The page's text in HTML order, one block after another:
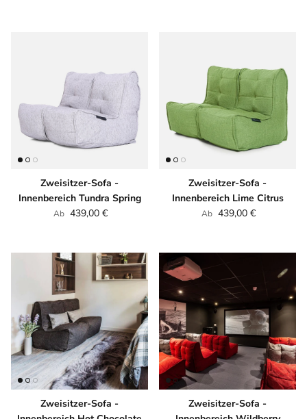
Zweisitzer-Sofa -
Innenbereich Tundra Spring
Normaler Preis
Ab 439,00 €
Zweisitzer-Sofa -
Innenbereich Lime Citrus
Normaler Preis
Ab 439,00 €
Zweisitzer-Sofa -
Zweisitzer-Sofa -